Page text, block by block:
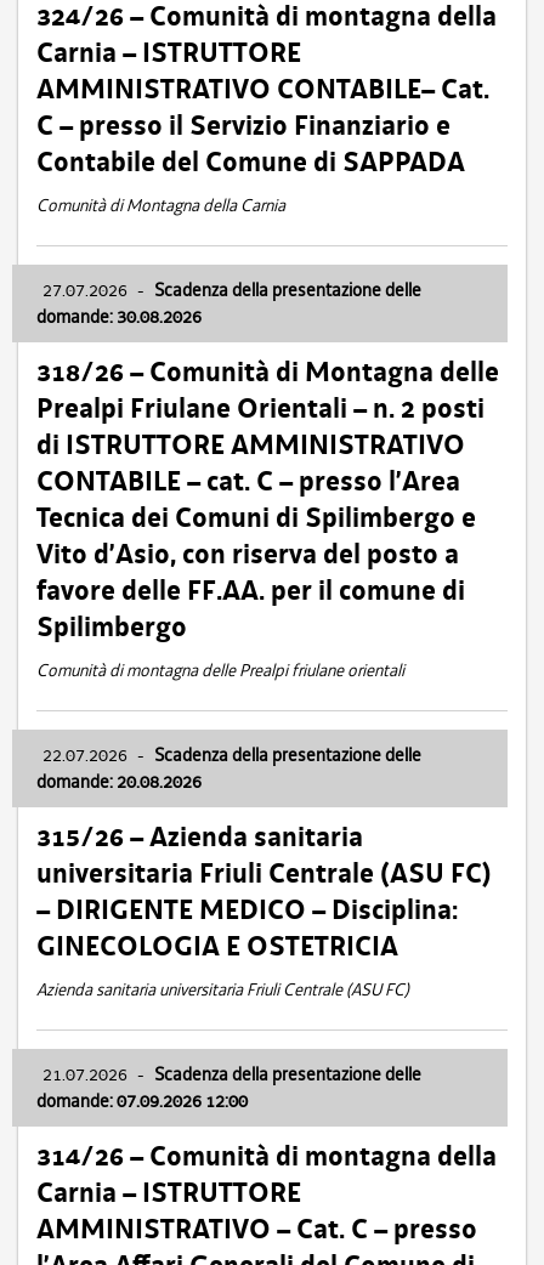
324/26 – Comunità di montagna della
Carnia – ISTRUTTORE
AMMINISTRATIVO CONTABILE– Cat.
C – presso il Servizio Finanziario e
Contabile del Comune di SAPPADA
Comunità di Montagna della Carnia
27.07.2026 - Scadenza della presentazione delle
domande: 30.08.2026
318/26 – Comunità di Montagna delle
Prealpi Friulane Orientali – n. 2 posti
di ISTRUTTORE AMMINISTRATIVO
CONTABILE – cat. C – presso l’Area
Tecnica dei Comuni di Spilimbergo e
Vito d’Asio, con riserva del posto a
favore delle FF.AA. per il comune di
Spilimbergo
Comunità di montagna delle Prealpi friulane orientali
22.07.2026 - Scadenza della presentazione delle
domande: 20.08.2026
315/26 – Azienda sanitaria
universitaria Friuli Centrale (ASU FC)
– DIRIGENTE MEDICO – Disciplina:
GINECOLOGIA E OSTETRICIA
Azienda sanitaria universitaria Friuli Centrale (ASU FC)
21.07.2026 - Scadenza della presentazione delle
domande: 07.09.2026 12:00
314/26 – Comunità di montagna della
Carnia – ISTRUTTORE
AMMINISTRATIVO – Cat. C – presso